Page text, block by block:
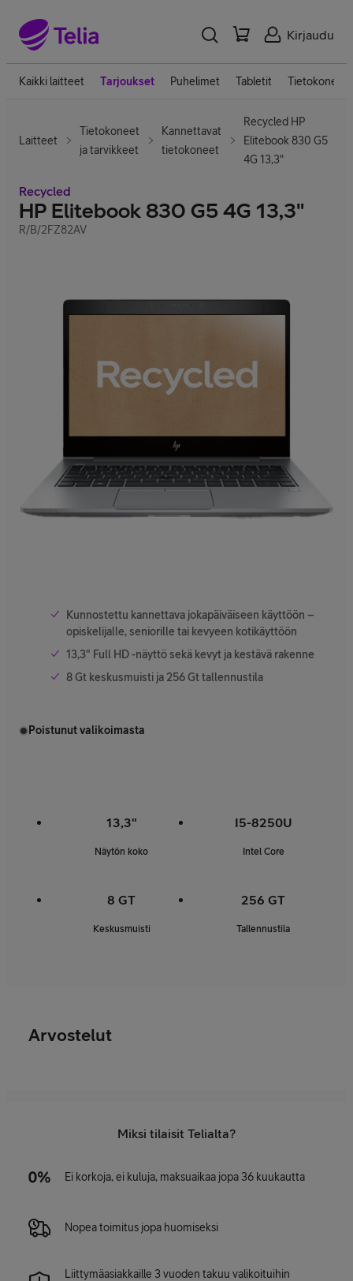
Kirjaudu
Kaikki laitteet Tarjoukset Puhelimet Tabletit Tietokoneet
Laitteet
Tietokoneet
ja tarvikkeet
Kannettavat
tietokoneet
Recycled HP
Elitebook 830 G5
4G 13,3"
Recycled
HP Elitebook 830 G5 4G 13,3"
R/B/2FZ82AV
Kunnostettu kannettava jokapäiväiseen käyttöön –
opiskelijalle, seniorille tai kevyeen kotikäyttöön
13,3" Full HD -näyttö sekä kevyt ja kestävä rakenne
8 Gt keskusmuisti ja 256 Gt tallennustila
Poistunut valikoimasta
13,3"
Näytön koko
I5-8250U
Intel Core
8 GT
Keskusmuisti
256 GT
Tallennustila
Arvostelut
Miksi tilaisit Telialta?
Ei korkoja, ei kuluja, maksuaikaa jopa 36 kuukautta
Nopea toimitus jopa huomiseksi
Liittymäasiakkaille 3 vuoden takuu valikoituihin